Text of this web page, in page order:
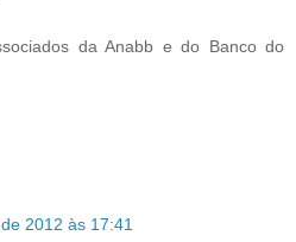
da Anabb e do Banco do
2012 às 17:41